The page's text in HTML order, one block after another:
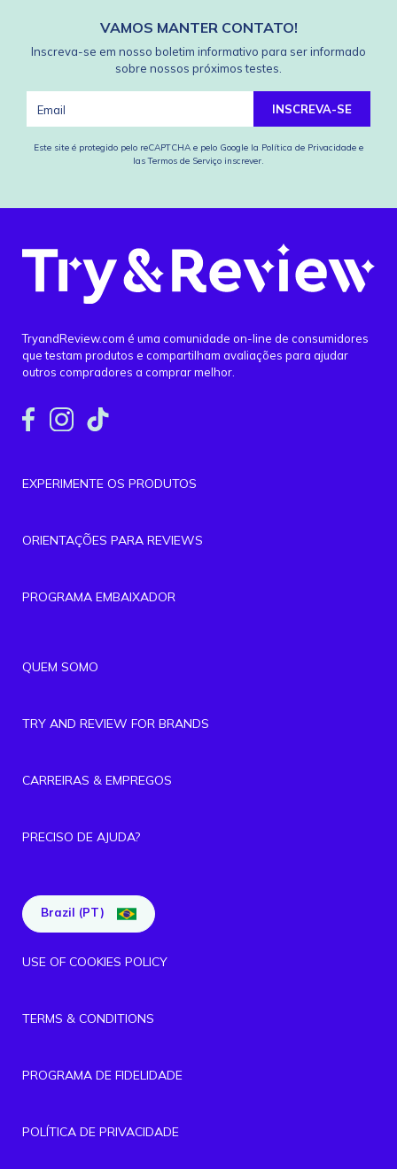
VAMOS MANTER CONTATO!
Inscreva-se em nosso boletim informativo para ser informado
sobre nossos próximos testes.
INSCREVA-SE
Este site é protegido pelo reCAPTCHA e pelo Google la Política de Privacidade e
las Termos de Serviço inscrever.
TryandReview.com é uma comunidade on-line de consumidores
que testam produtos e compartilham avaliações para ajudar
outros compradores a comprar melhor.
EXPERIMENTE OS PRODUTOS
ORIENTAÇÕES PARA REVIEWS
PROGRAMA EMBAIXADOR
QUEM SOMO
TRY AND REVIEW FOR BRANDS
CARREIRAS & EMPREGOS
PRECISO DE AJUDA?
Brazil (PT)
USE OF COOKIES POLICY
TERMS & CONDITIONS
PROGRAMA DE FIDELIDADE
POLÍTICA DE PRIVACIDADE